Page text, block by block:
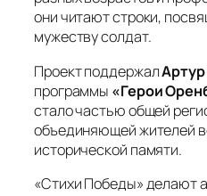
они читают строки,
мужеству солдат.
Проект поддержал
программы «Герои
стало частью общей
объединяющей жителей
исторической памяти.
«Стихи Победы» делают